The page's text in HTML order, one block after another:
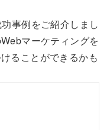
事例をご紹介しまし
マーケティングを
ることができるかも